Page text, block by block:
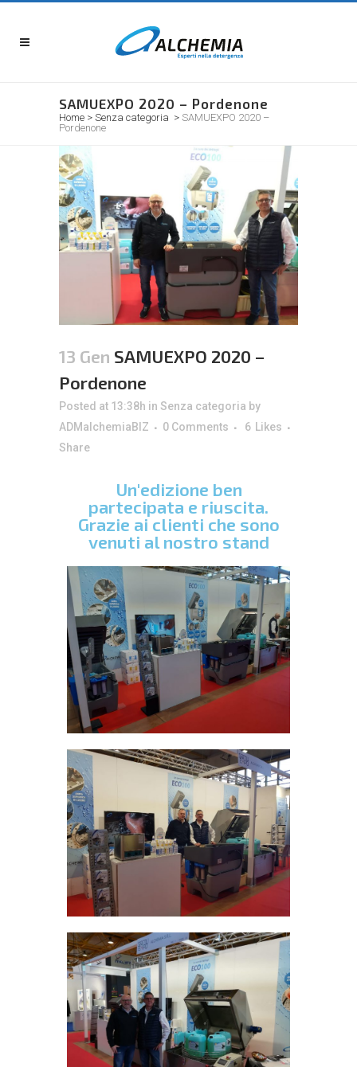
SAMUEXPO 2020 – Pordenone
Home > Senza categoria > SAMUEXPO 2020 –
Pordenone
13 Gen SAMUEXPO 2020 –
Pordenone
Posted at 13:38h in Senza categoria by
ADMalchemiaBIZ
0 Comments 6 Likes
Share
Un'edizione ben
partecipata e riuscita.
Grazie ai clienti che sono
venuti al nostro stand